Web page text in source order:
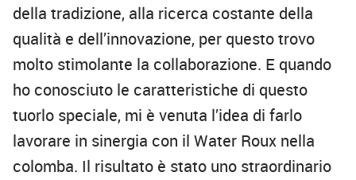
della tradizione, alla ricerca costante della
qualità e dell’innovazione, per questo trovo
molto stimolante la collaborazione. E quando
ho conosciuto le caratteristiche di questo
tuorlo speciale, mi è venuta l’idea di farlo
lavorare in sinergia con il Water Roux nella
colomba. Il risultato è stato uno straordinario